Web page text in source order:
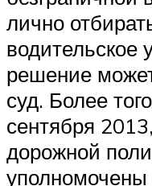
лично
водительское
решение
суд. Более
сентября
дорожной
уполномочены